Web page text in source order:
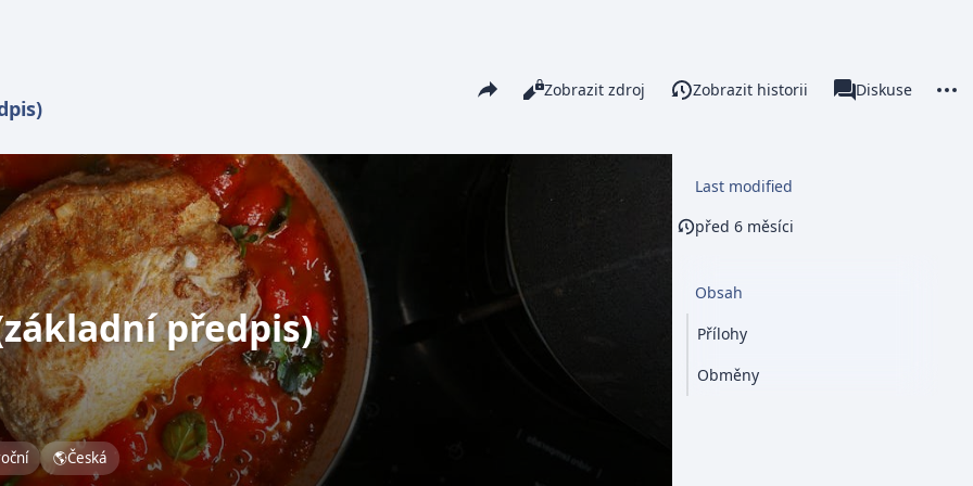
Share this pageZobrazení
Číst
Zobrazit zdroj Zobrazit historii associated-pages
Stránka
Diskuse
předpis)
🌎Česká
Last modified
před 6 měsíci
Obsah
Přílohy
Obměny